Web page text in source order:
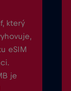
který
eSIM
je